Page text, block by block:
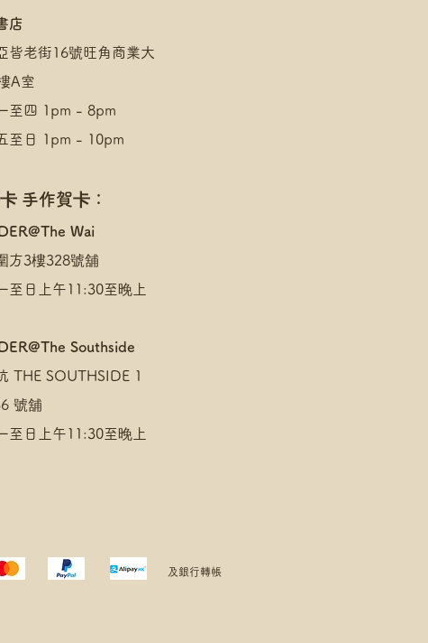
店
皆老街16號旺角商業大
A室
至四 1pm - 8pm
至日 1pm - 10pm
手作賀卡：
Wai
方3樓328號舖
至日上午11:30至晚上
Southside
THE SOUTHSIDE 1
號舖
至日上午11:30至晚上
及銀行轉帳